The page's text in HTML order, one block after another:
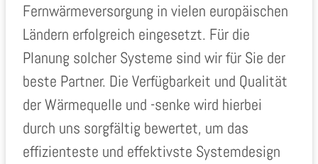
Fernwärmeversorgung in vielen europäischen
Ländern erfolgreich eingesetzt. Für die
Planung solcher Systeme sind wir für Sie der
beste Partner. Die Verfügbarkeit und Qualität
der Wärmequelle und -senke wird hierbei
durch uns sorgfältig bewertet, um das
effizienteste und effektivste Systemdesign